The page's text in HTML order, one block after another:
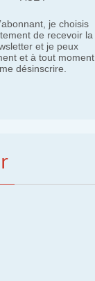
je choisis
de recevoir la
et je peux
et à tout moment
me désinscrire.